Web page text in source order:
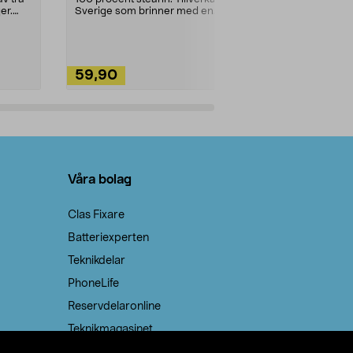
Sverige som brinner med en
59,90
Våra bolag
Clas Fixare
Batteriexperten
Teknikdelar
PhoneLife
Reservdelaronline
Teknikmagasinet